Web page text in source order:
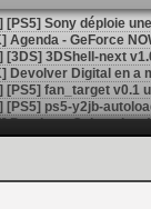
Agenda - GeForce
Devolver Digital en a
[PS5] ps5-y2jb-
Pourquoi Marvel
Test : Restory : Chill
GTA 6 : Rockstar
Hot Wheels Infinite
Mémoire cash -